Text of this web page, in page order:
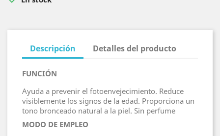
Descripción Detalles del producto
FUNCIÓN
Ayuda a prevenir el fotoenvejecimiento. Reduce
visiblemente los signos de la edad. Proporciona un
tono bronceado natural a la piel. Sin perfume
MODO DE EMPLEO